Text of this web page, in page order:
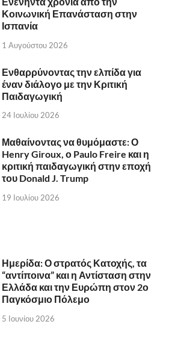
Κοινωνική Επανάσταση στην
Ισπανία
1 Αυγούστου 2026
Ενθαρρύνοντας την ελπίδα για
έναν διάλογο με την Κριτική
Παιδαγωγική
24 Ιουλίου 2026
Μαθαίνοντας να θυμόμαστε: Ο
Henry Giroux, ο Paulo Freire και η
κριτική παιδαγωγική στην εποχή
του Donald J. Trump
19 Ιουλίου 2026
Ημερίδα: Ο στρατός Κατοχής, τα
“αντίποινα” και η Αντίσταση στην
Ελλάδα και την Ευρώπη στον 2ο
Παγκόσμιο Πόλεμο
5 Ιουνίου 2026